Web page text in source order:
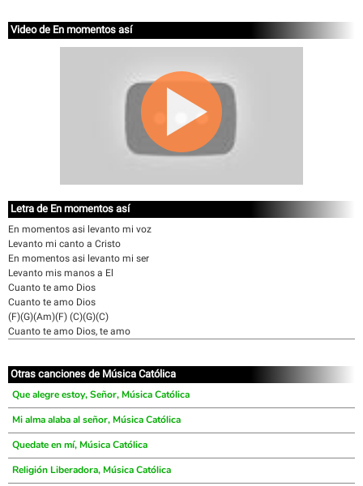
Video de En momentos así
Letra de En momentos así
En momentos asi levanto mi voz
Levanto mi canto a Cristo
En momentos asi levanto mi ser
Levanto mis manos a El
Cuanto te amo Dios
Cuanto te amo Dios
(F)(G)(Am)(F) (C)(G)(C)
Cuanto te amo Dios, te amo
Otras canciones de Música Católica
Que alegre estoy, Señor, Música Católica
Mi alma alaba al señor, Música Católica
Quedate en mí, Música Católica
Religión Liberadora, Música Católica